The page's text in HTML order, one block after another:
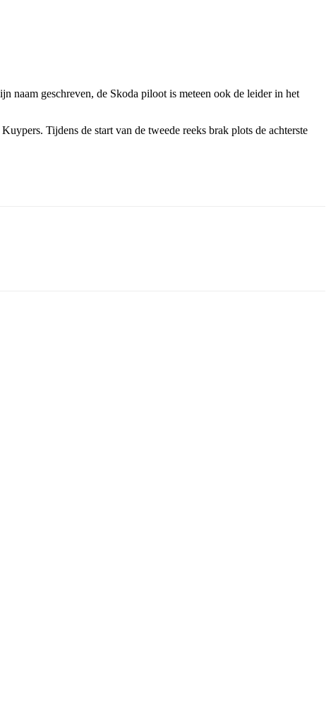
naam geschreven, de Skoda piloot is meteen ook de leider in het
Tijdens de start van de tweede reeks brak plots de achterste